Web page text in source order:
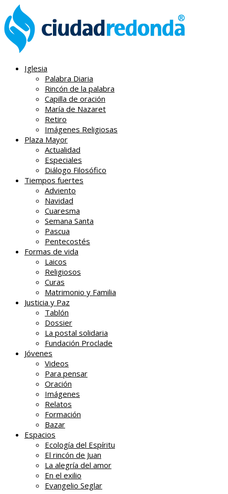
Iglesia
Palabra Diaria
Rincón de la palabra
Capilla de oración
María de Nazaret
Retiro
Imágenes Religiosas
Plaza Mayor
Actualidad
Especiales
Diálogo Filosófico
Tiempos fuertes
Adviento
Navidad
Cuaresma
Semana Santa
Pascua
Pentecostés
Formas de vida
Laicos
Religiosos
Curas
Matrimonio y Familia
Justicia y Paz
Tablón
Dossier
La postal solidaria
Fundación Proclade
Jóvenes
Videos
Para pensar
Oración
Imágenes
Relatos
Formación
Bazar
Espacios
Ecología del Espíritu
El rincón de Juan
La alegría del amor
En el exilio
Evangelio Seglar